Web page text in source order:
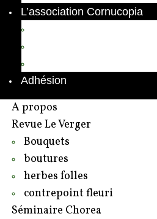
L’association Cornucopia
Adhésion
A propos
Revue Le Verger
Bouquets
boutures
herbes folles
contrepoint fleuri
Séminaire Chorea